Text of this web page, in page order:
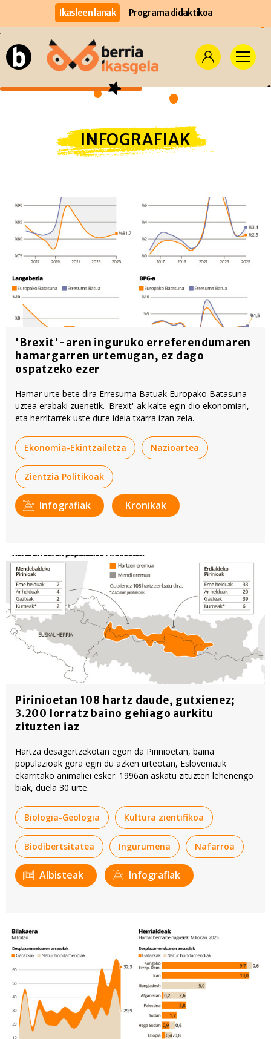
Ikasleen lanak Programa didaktikoa
INFOGRAFIAK
'Brexit'-aren inguruko erreferendumaren
hamargarren urtemugan, ez dago
ospatzeko ezer
Hamar urte bete dira Erresuma Batuak Europako Batasuna
uztea erabaki zuenetik. 'Brexit'-ak kalte egin dio ekonomiari,
eta herritarrek uste dute ideia txarra izan zela.
Ekonomia-Ekintzailetza Nazioartea
Zientzia Politikoak
Infografiak Kronikak
Pirinioetan 108 hartz daude, gutxienez;
3.200 lorratz baino gehiago aurkitu
zituzten iaz
Hartza desagertzekotan egon da Pirinioetan, baina
populazioak gora egin du azken urteotan, Esloveniatik
ekarritako animaliei esker. 1996an askatu zituzten lehenengo
biak, duela 30 urte.
Biologia-Geologia Kultura zientifikoa
Biodibertsitatea Ingurumena Nafarroa
Albisteak Infografiak